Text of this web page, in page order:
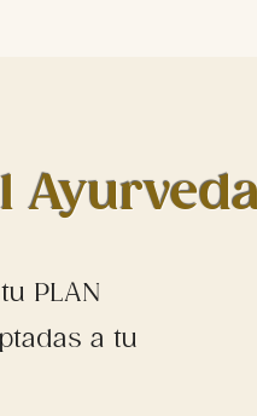
Ayurveda
PLAN
a tu